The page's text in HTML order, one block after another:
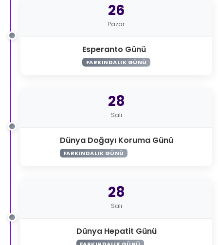
26
Pazar
Esperanto Günü
FARKINDALIK GÜNÜ
28
Salı
Dünya Doğayı Koruma Günü
FARKINDALIK GÜNÜ
28
Salı
Dünya Hepatit Günü